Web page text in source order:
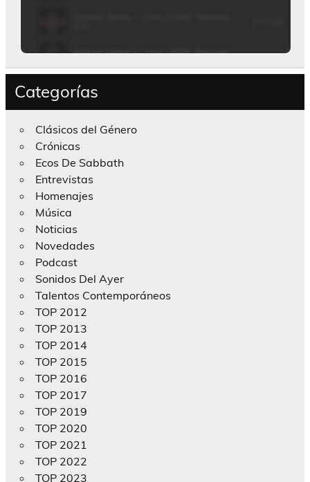
Categorías
Clásicos del Género
Crónicas
Ecos De Sabbath
Entrevistas
Homenajes
Música
Noticias
Novedades
Podcast
Sonidos Del Ayer
Talentos Contemporáneos
TOP 2012
TOP 2013
TOP 2014
TOP 2015
TOP 2016
TOP 2017
TOP 2019
TOP 2020
TOP 2021
TOP 2022
TOP 2023